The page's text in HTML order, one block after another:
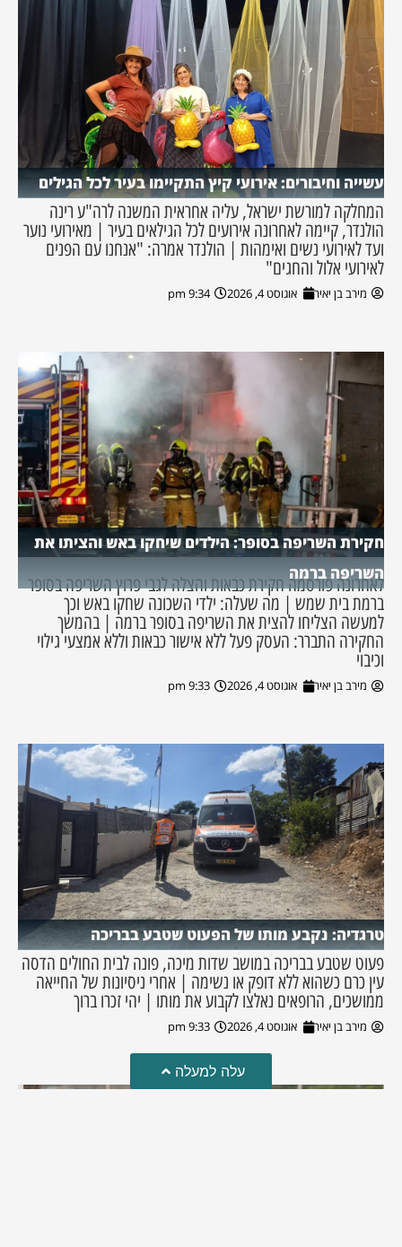
עשייה וחיבורים: אירועי קיץ התקיימו בעיר לכל הגילים
המחלקה למורשת ישראל, עליה אחראית המשנה לרה"ע רינה
הולנדר, קיימה לאחרונה אירועים לכל הגילאים בעיר | מאירועי נוער
ועד לאירועי נשים ואימהות | הולנדר אמרה: "אנחנו עם הפנים
לאירועי אלול והחגים"
מירב בן יאיר אוגוסט 4, 2026 9:34 pm
חקירת השריפה בסופר: הילדים שיחקו באש והציתו את
השריפה ברמה
לאחרונה פורסמה חקירת כבאות והצלה לגבי פרוץ השריפה בסופר
ברמת בית שמש | מה שעלה: ילדי השכונה שחקו באש וכך
למעשה הצליחו להצית את השריפה בסופר ברמה | בהמשך
החקירה התברר: העסק פעל ללא אישור כבאות וללא אמצעי גילוי
וכיבוי
מירב בן יאיר אוגוסט 4, 2026 9:33 pm
טרגדיה: נקבע מותו של הפעוט שטבע בבריכה
פעוט שטבע בבריכה במושב שדות מיכה, פונה לבית החולים הדסה
עין כרם כשהוא ללא דופק או נשימה | אחרי ניסיונות של החייאה
ממושכים, הרופאים נאלצו לקבוע את מותו | יהי זכרו ברוך
מירב בן יאיר אוגוסט 4, 2026 9:33 pm
עלה למעלה